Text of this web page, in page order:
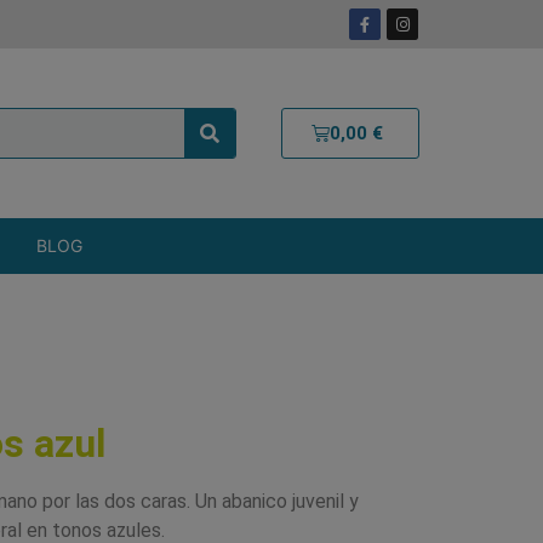
0,00 €
BLOG
azul
por las dos caras. Un abanico juvenil y
en tonos azules.